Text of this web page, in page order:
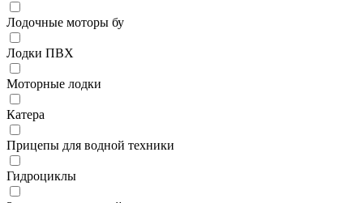
Лодочные моторы бу
Лодки ПВХ
Моторные лодки
Катера
Прицепы для водной техники
Гидроциклы